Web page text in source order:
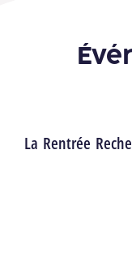
La Rentrée